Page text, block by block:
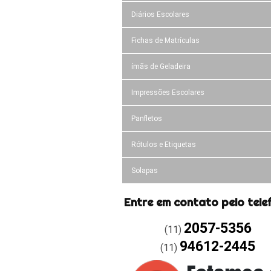
Diários Escolares
Fichas de Matrículas
ímãs de Geladeira
Impressões Escolares
Panfletos
Rótulos e Etiquetas
Solapas
Entre em contato pelo
(11) 2057-5356
(11) 94612-2445